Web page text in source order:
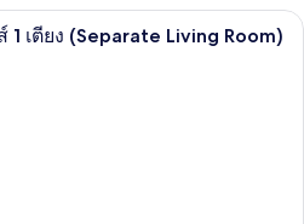
ห้องซูพีเรียสวีท, เตียงควีนไซส์ 1 เตีย
เตียง (Separate Living Room)